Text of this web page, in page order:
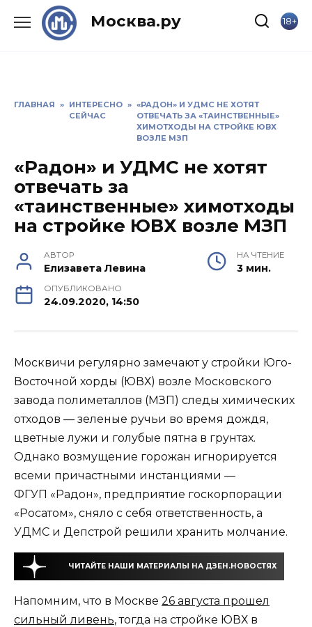
Москва.ру 18+
ГЛАВНАЯ » ИНТЕРЕСНО
СЕЙЧАС
» «РАДОН» И УДМС НЕ ХОТЯТ
ОТВЕЧАТЬ ЗА «ТАИНСТВЕННЫЕ»
ХИМОТХОДЫ НА СТРОЙКЕ ЮВХ
ВОЗЛЕ МЗП
«Радон» и УДМС не хотят
отвечать за
«таинственные» химотходы
на стройке ЮВХ возле МЗП
АВТОР
Елизавета Левина
НА ЧТЕНИЕ
3 мин.
ОПУБЛИКОВАНО
24.09.2020, 14:50
Москвичи регулярно замечают у стройки Юго-
Восточной хорды (ЮВХ) возле Московского
завода полиметаллов (МЗП) следы химических
отходов — зеленые ручьи во время дождя,
цветные лужи и голубые пятна в грунтах.
Однако возмущение горожан игнорируется
всеми причастными инстанциями —
ФГУП «Радон», предприятие госкорпорации
«Росатом», сняло с себя ответственность, а
УДМС и Депстрой решили хранить молчание.
ЧИТАЙТЕ НАШИ МАТЕРИАЛЫ НА ДЗЕН.НОВОСТЯХ
Напомним, что в Москве 26 августа прошел
сильный ливень, тогда на стройке ЮВХ в